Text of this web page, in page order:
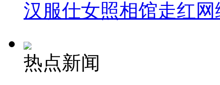
汉服仕女照相馆走红网
热点新闻